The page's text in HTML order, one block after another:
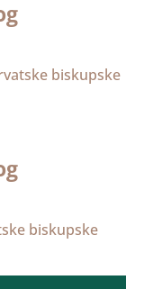
biskupske
biskupske